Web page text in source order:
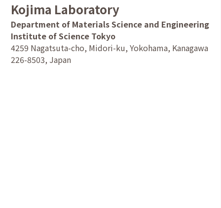
Kojima Laboratory
Department of Materials Science and Engineering
Institute of Science Tokyo
4259 Nagatsuta-cho, Midori-ku, Yokohama, Kanagawa
226-8503, Japan